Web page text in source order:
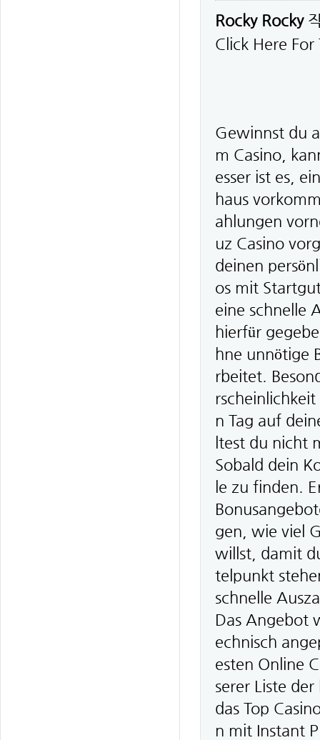
Rocky Rocky
Click Here For
Gewinnst du
m Casino,
esser ist es,
haus
ahlungen
uz Casino
deinen
os mit
eine schnelle
hierfür
hne unnötige
rbeitet.
n Tag auf
ltest du nicht
Sobald dein
le zu finden.
gen, wie viel
willst, damit
telpunkt
schnelle
Das Angebot
echnisch
esten Online
serer Liste
das Top
n mit Instant